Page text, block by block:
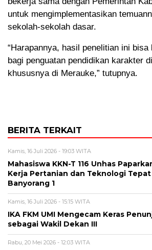
untuk mengimplementasikan
sekolah-sekolah dasar.
“Harapannya, hasil penelitian ini bisa
bagi penguatan pendidikan karakter
khususnya di Merauke,” tutupnya.
BERITA TERKAIT
Kamis, 16 Juli 2026 - 19:03 WITA
Mahasiswa KKN-T 116 Unhas
Kerja Pertanian dan Teknologi Tepat
Banyorang 1
Kamis, 16 Juli 2026 - 15:15 WITA
IKA FKM UMI Mengecam Keras
sebagai Wakil Dekan III
Rabu, 20 Mei 2026 - 12:03 WITA